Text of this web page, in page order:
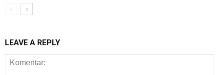
LEAVE A REPLY